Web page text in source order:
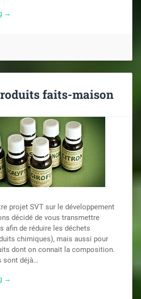
→
faits-maison
projet SVT sur le développement
décidé de vous transmettre
afin de réduire les déchets
chimiques), mais aussi pour
dont on connait la composition.
sont déjà…
→